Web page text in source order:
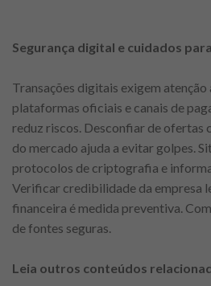
Segurança digital e cuidados
Transações digitais exigem
plataformas oficiais e canais de
reduz riscos. Desconfiar de ofertas
do mercado ajuda a evitar golpes.
protocolos de criptografia e
Verificar credibilidade da empresa
financeira é medida preventiva.
de fontes seguras.
Leia outros conteúdos